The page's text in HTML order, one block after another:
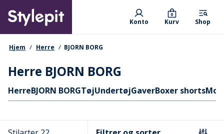
main
content
Primary departments
Konto Kurv
0
Shop
navigationssti
Hjem Herre BJORN BORG
Herre BJORN BORG
Hurtige links
HerreBJORN BORGTøjUndertøjGaverBoxer shorts